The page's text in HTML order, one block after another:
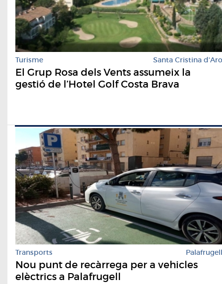
Turisme Santa Cristina d'Aro
El Grup Rosa dels Vents assumeix la
gestió de l’Hotel Golf Costa Brava
Transports Palafrugell
Nou punt de recàrrega per a vehicles
elèctrics a Palafrugell